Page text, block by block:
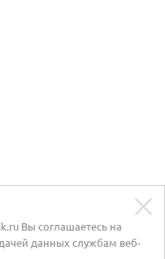
Вы соглашаетесь на
данных службам веб-